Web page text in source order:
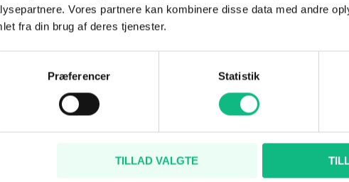
Vores partnere kan kombinere disse data med andre
fra din brug af deres tjenester.
Præferencer Statistik
TILLAD VALGTE
og internetudbyder, forsyningsselskaber (el, vand og varme),
eller afmeld kontingenter og abonnementer de steder,
videre. Det kan være et lokalt fitnesscenter eller TV og
abonnement med videre – husk at gøre det i god tid, hvis
fordel tjekke, om du kan beholde din udbyder på